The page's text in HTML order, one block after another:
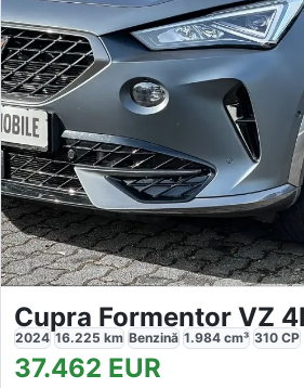
2024 16.225 km Benzină 1.984 cm³ 310 CP
37.462 EUR